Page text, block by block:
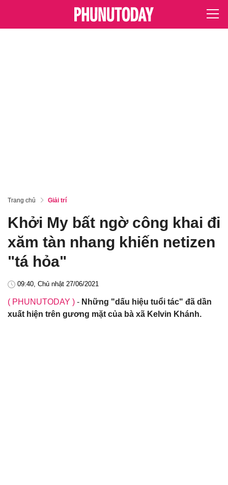
Trang chủ Giải trí
Khởi My bất ngờ công khai đi
xăm tàn nhang khiến netizen
"tá hỏa"
09:40, Chủ nhật 27/06/2021
( PHUNUTODAY ) - Những "dấu hiệu tuổi tác" đã dần
xuất hiện trên gương mặt của bà xã Kelvin Khánh.